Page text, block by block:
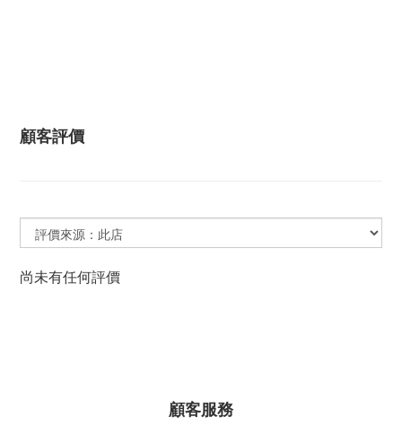
顧客評價
尚未有任何評價
顧客服務